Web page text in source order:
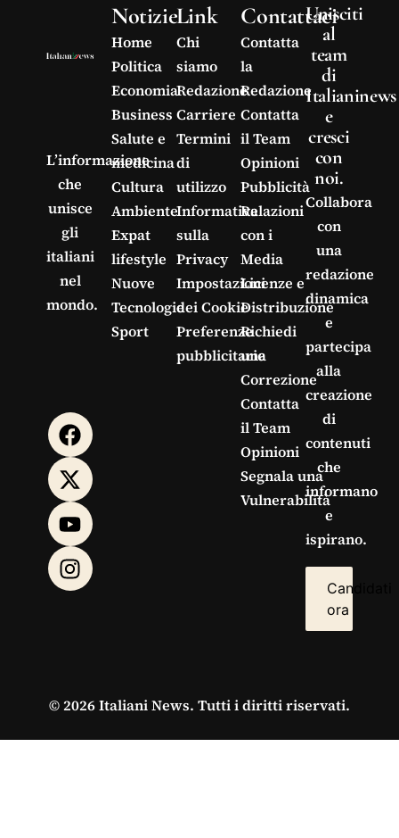
L’informazione
che
unisce
gli
italiani
nel
mondo.
Notizie
Home
Politica
Economia
Business
Salute e
medicina
Cultura
Ambiente
Expat
lifestyle
Nuove
Tecnologie
Sport
Link
Chi
siamo
Redazione
Carriere
Termini
di
utilizzo
Informativa
sulla
Privacy
Impostazioni
dei Cookie
Preferenze
pubblicitarie
Contattaci
Contatta
la
Redazione
Contatta
il Team
Opinioni
Pubblicità
Relazioni
con i
Media
Licenze e
Distribuzione
Richiedi
una
Correzione
Contatta
il Team
Opinioni
Segnala una
Vulnerabilità
Unisciti
al
team
di
Italianinews
e
cresci
con
noi.
Collabora
con
una
redazione
dinamica
e
partecipa
alla
creazione
di
contenuti
che
informano
e
ispirano.
Candidati
ora
© 2026 Italiani News. Tutti i diritti riservati.